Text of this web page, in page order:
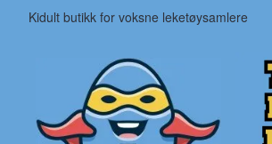
Kidult butikk for voksne leketøysamlere